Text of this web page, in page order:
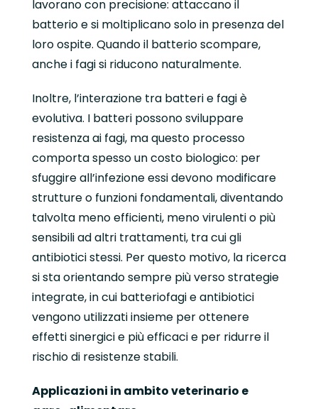
lavorano con precisione: attaccano il
batterio e si moltiplicano solo in presenza del
loro ospite. Quando il batterio scompare,
anche i fagi si riducono naturalmente.
Inoltre, l’interazione tra batteri e fagi è
evolutiva. I batteri possono sviluppare
resistenza ai fagi, ma questo processo
comporta spesso un costo biologico: per
sfuggire all’infezione essi devono modificare
strutture o funzioni fondamentali, diventando
talvolta meno efficienti, meno virulenti o più
sensibili ad altri trattamenti, tra cui gli
antibiotici stessi. Per questo motivo, la ricerca
si sta orientando sempre più verso strategie
integrate, in cui batteriofagi e antibiotici
vengono utilizzati insieme per ottenere
effetti sinergici e più efficaci e per ridurre il
rischio di resistenze stabili.
Applicazioni in ambito veterinario e